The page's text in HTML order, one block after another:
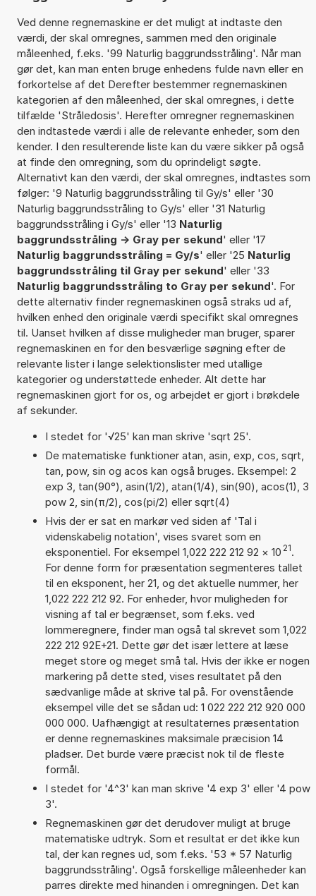
Ved denne regnemaskine er det muligt at indtaste den
værdi, der skal omregnes, sammen med den originale
måleenhed, f.eks. '99 Naturlig baggrundsstråling'. Når man
gør det, kan man enten bruge enhedens fulde navn eller en
forkortelse af det Derefter bestemmer regnemaskinen
kategorien af den måleenhed, der skal omregnes, i dette
tilfælde 'Stråledosis'. Herefter omregner regnemaskinen
den indtastede værdi i alle de relevante enheder, som den
kender. I den resulterende liste kan du være sikker på også
at finde den omregning, som du oprindeligt søgte.
Alternativt kan den værdi, der skal omregnes, indtastes som
følger: '9 Naturlig baggrundsstråling til Gy/s' eller '30
Naturlig baggrundsstråling to Gy/s' eller '31 Naturlig
baggrundsstråling i Gy/s' eller '13 Naturlig
baggrundsstråling -> Gray per sekund' eller '17
Naturlig baggrundsstråling = Gy/s' eller '25 Naturlig
baggrundsstråling til Gray per sekund' eller '33
Naturlig baggrundsstråling to Gray per sekund'. For
dette alternativ finder regnemaskinen også straks ud af,
hvilken enhed den originale værdi specifikt skal omregnes
til. Uanset hvilken af disse muligheder man bruger, sparer
regnemaskinen en for den besværlige søgning efter de
relevante lister i lange selektionslister med utallige
kategorier og understøttede enheder. Alt dette har
regnemaskinen gjort for os, og arbejdet er gjort i brøkdele
af sekunder.
I stedet for '√25' kan man skrive 'sqrt 25'.
De matematiske funktioner atan, asin, exp, cos, sqrt,
tan, pow, sin og acos kan også bruges. Eksempel: 2
exp 3, tan(90°), asin(1/2), atan(1/4), sin(90), acos(1), 3
pow 2, sin(π/2), cos(pi/2) eller sqrt(4)
Hvis der er sat en markør ved siden af 'Tal i
videnskabelig notation', vises svaret som en
eksponentiel. For eksempel 1,022 222 212 92 × 10 21.
For denne form for præsentation segmenteres tallet
til en eksponent, her 21, og det aktuelle nummer, her
1,022 222 212 92. For enheder, hvor muligheden for
visning af tal er begrænset, som f.eks. ved
lommeregnere, finder man også tal skrevet som 1,022
222 212 92E+21. Dette gør det især lettere at læse
meget store og meget små tal. Hvis der ikke er nogen
markering på dette sted, vises resultatet på den
sædvanlige måde at skrive tal på. For ovenstående
eksempel ville det se sådan ud: 1 022 222 212 920 000
000 000. Uafhængigt at resultaternes præsentation
er denne regnemaskines maksimale præcision 14
pladser. Det burde være præcist nok til de fleste
formål.
I stedet for '4^3' kan man skrive '4 exp 3' eller '4 pow
3'.
Regnemaskinen gør det derudover muligt at bruge
matematiske udtryk. Som et resultat er det ikke kun
tal, der kan regnes ud, som f.eks. '53 * 57 Naturlig
baggrundsstråling'. Også forskellige måleenheder kan
parres direkte med hinanden i omregningen. Det kan